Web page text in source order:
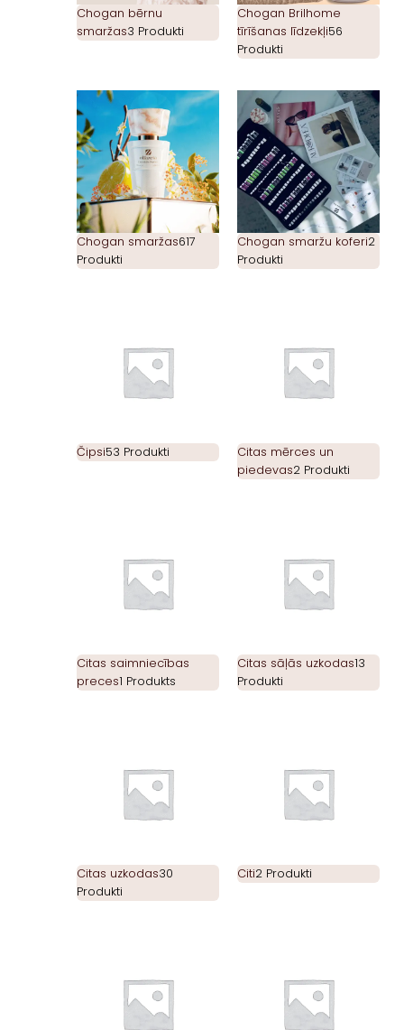
Chogan bērnu
smaržas3 Produkti
Chogan Brilhome
tīrīšanas līdzekļi56
Produkti
Chogan smaržas617
Produkti
Chogan smaržu koferi2
Produkti
Čipsi53 Produkti
Citas mērces un
piedevas2 Produkti
Citas saimniecības
preces1 Produkts
Citas sāļās uzkodas13
Produkti
Citas uzkodas30
Produkti
Citi2 Produkti